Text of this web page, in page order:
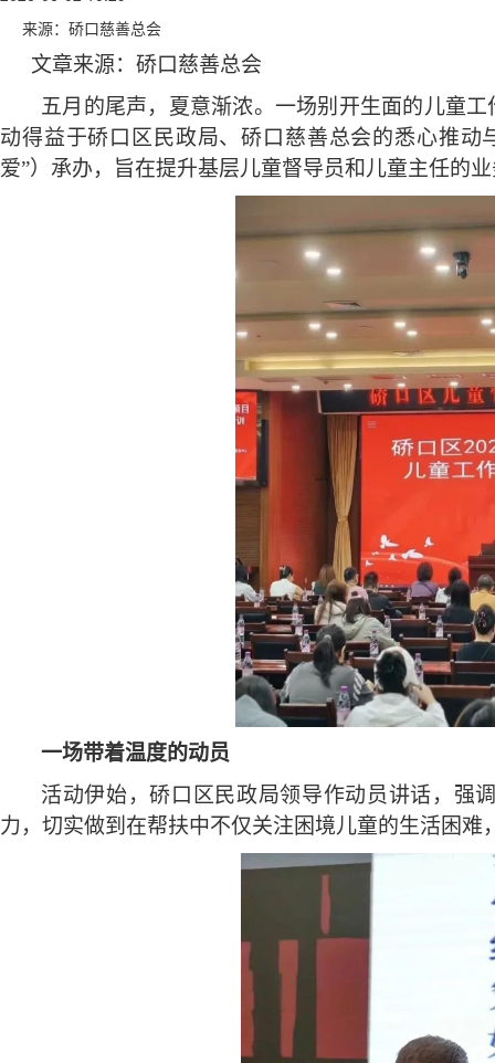
来源：硚口慈善总会
文章来源： 硚口慈善总会
五月的尾声，夏意渐浓。一场别开生面的儿童
动得益于硚口区民政局、硚口慈善总会的悉心推
爱”）承办，旨在提升基层儿童督导员和儿童主任的
一场带着温度的动员
活动伊始，硚口区民政局领导作动员讲话，强
力，切实做到在帮扶中不仅关注困境儿童的生活困